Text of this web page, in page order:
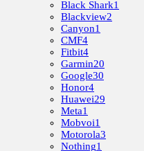
Black Shark1
Blackview2
Canyon1
CMF4
Fitbit4
Garmin20
Google30
Honor4
Huawei29
Meta1
Mobvoi1
Motorola3
Nothing1